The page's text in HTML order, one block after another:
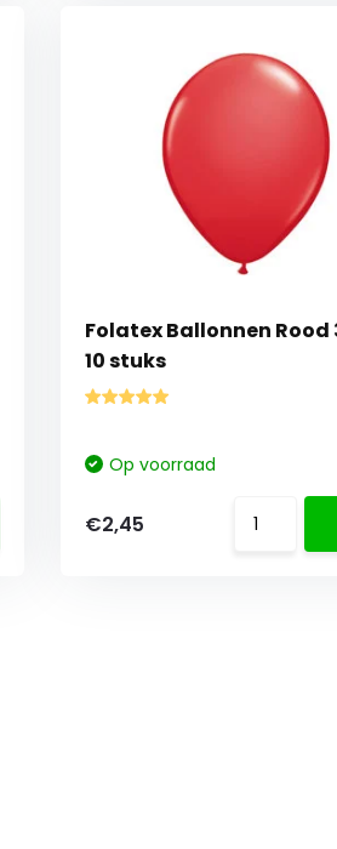
Folatex Ballonnen Rood
10 stuks
Op voorraad
€2,45